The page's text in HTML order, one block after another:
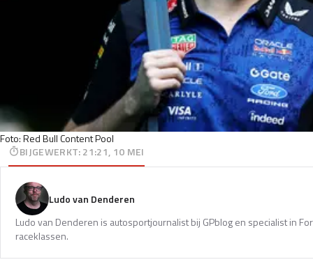
Foto: Red Bull Content Pool
BIJGEWERKT:21:21, 10 MEI
Ludo van Denderen
Ludo van Denderen is autosportjournalist bij GPblog en specialist in
raceklassen.